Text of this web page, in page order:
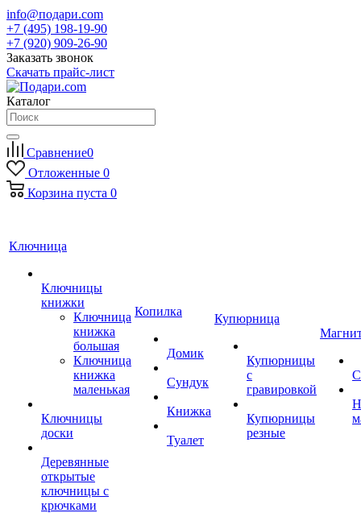
info@подари.com
+7 (495) 198-19-90
+7 (920) 909-26-90
Заказать звонок
Скачать прайс-лист
Каталог
Сравнение0
Отложенные 0
Корзина пуста 0
Ключница
Ключницы
книжки
Ключница
книжка
большая
Ключница
книжка
маленькая
Ключницы
доски
Деревянные
открытые
ключницы с
крючками
Копилка
Домик
Сундук
Книжка
Туалет
Купюрница
Купюрницы
с
гравировкой
Купюрницы
резные